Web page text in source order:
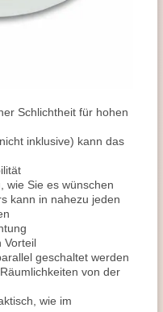
Schlichtheit für hohen
inklusive) kann das
wie Sie es wünschen
kann in nahezu jeden
Vorteil
geschaltet werden
von der
wie im